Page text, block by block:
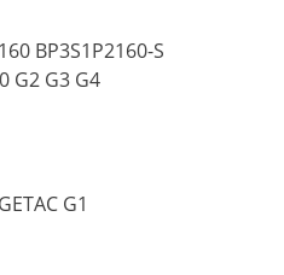
BP3S1P2160-S
G2 G3 G4
G1